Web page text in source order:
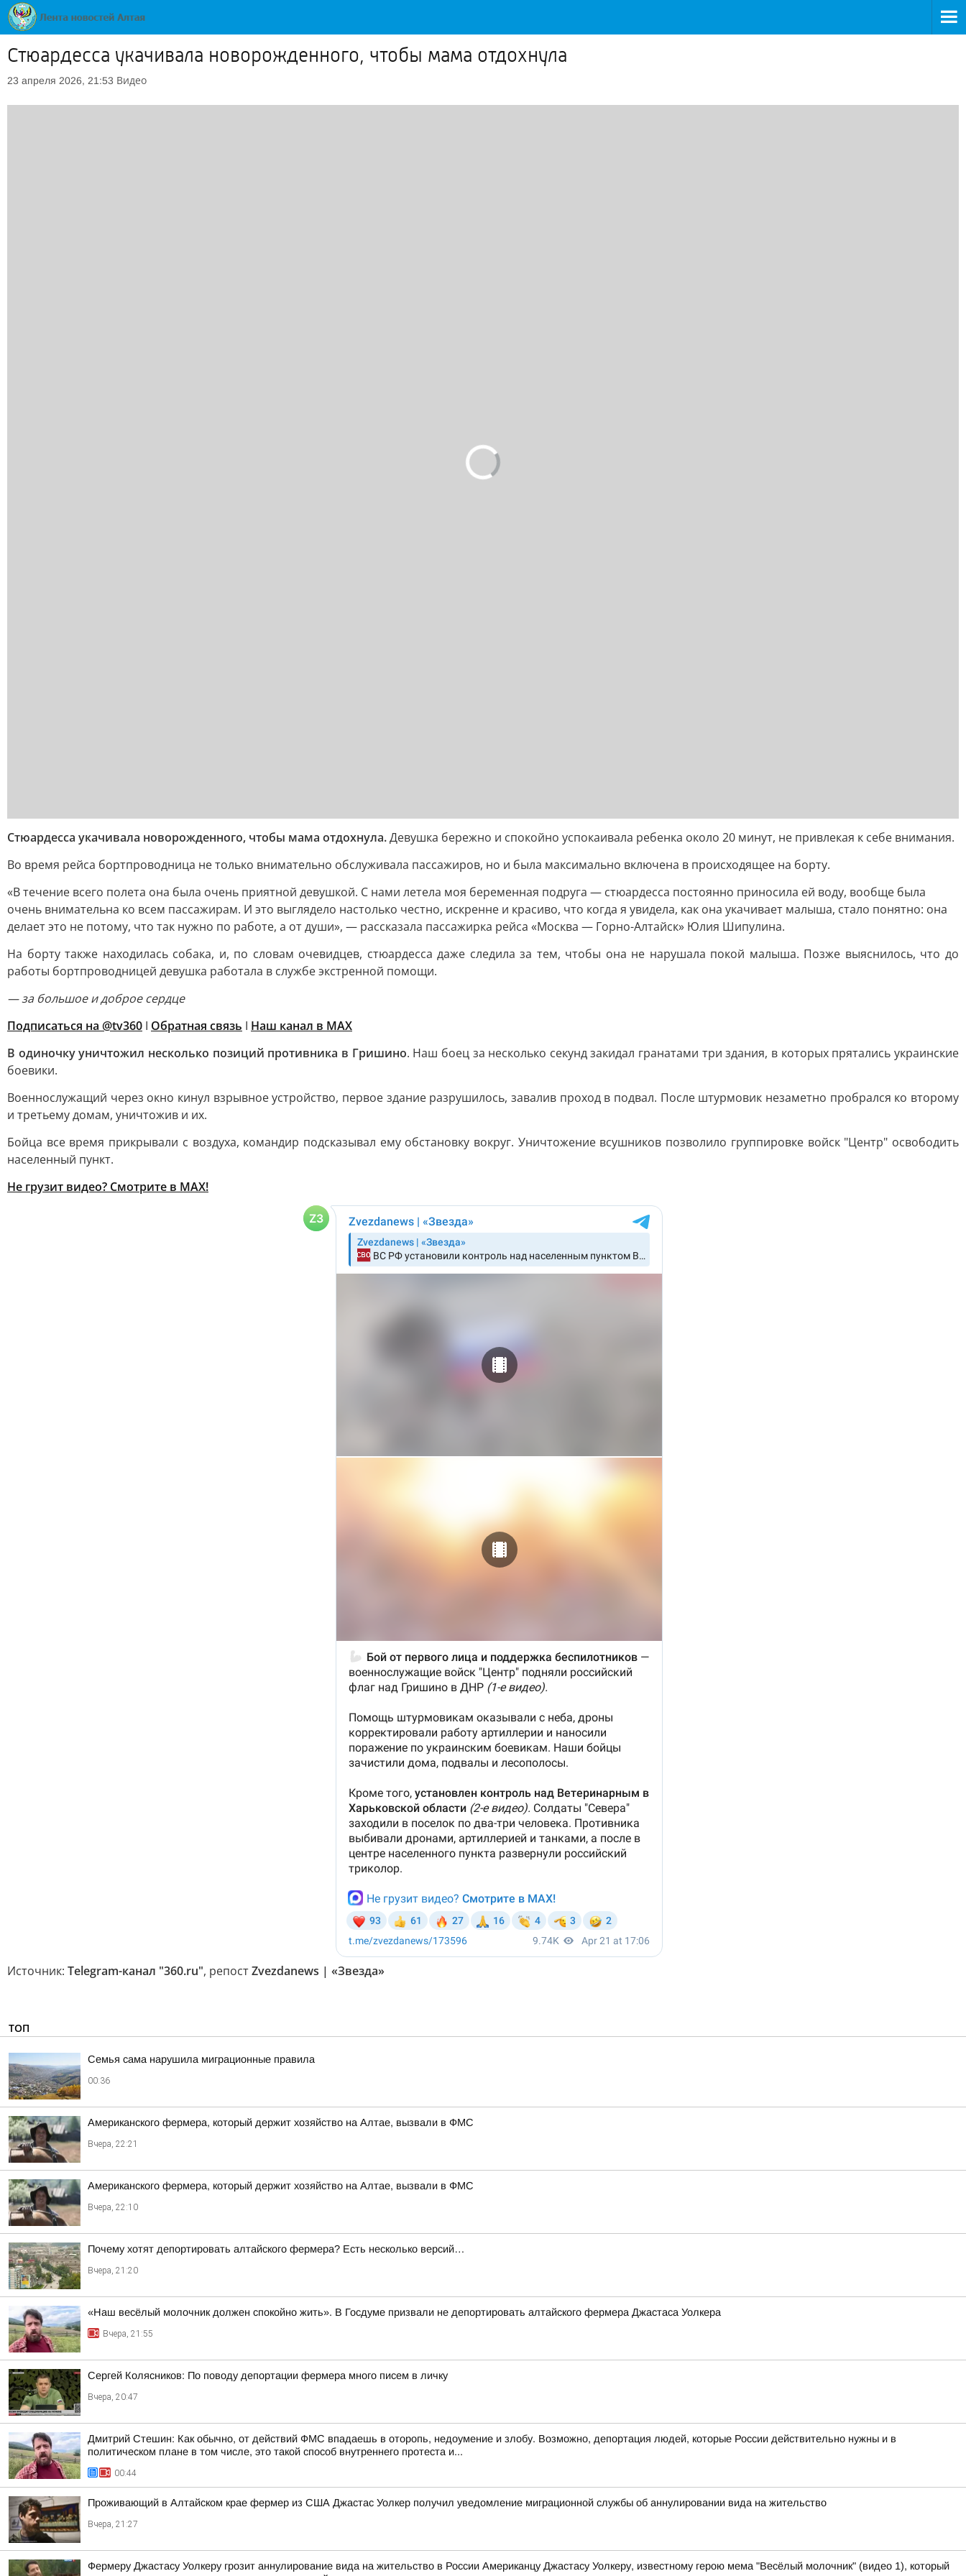
Стюардесса укачивала новорожденного, чтобы мама отдохнула
23 апреля 2026, 21:53 Видео
Стюардесса укачивала новорожденного, чтобы мама отдохнула.Девушка бережно и спокойно успокаивала ребенка около 20 минут, не привлекая к себе внимания.
Во время рейса бортпроводница не только внимательно обслуживала пассажиров, но и была максимально включена в происходящее на борту.
«В течение всего полета она была очень приятной девушкой. С нами летела моя беременная подруга — стюардесса постоянно приносила ей воду, вообще была
очень внимательна ко всем пассажирам. И это выглядело настолько честно, искренне и красиво, что когда я увидела, как она укачивает малыша, стало понятно: она
делает это не потому, что так нужно по работе, а от души», — рассказала пассажирка рейса «Москва — Горно-Алтайск» Юлия Шипулина.
На борту также находилась собака, и, по словам очевидцев, стюардесса даже следила за тем, чтобы она не нарушала покой малыша. Позже выяснилось, что до
работы бортпроводницей девушка работала в службе экстренной помощи.
— за большое и доброе сердце
Подписаться на @tv360 I Обратная связь I Наш канал в MAX
В одиночку уничтожил несколько позиций противника в Гришино. Наш боец за несколько секунд закидал гранатами три здания, в которых прятались украинские
боевики.
Военнослужащий через окно кинул взрывное устройство, первое здание разрушилось, завалив проход в подвал. После штурмовик незаметно пробрался ко второму
и третьему домам, уничтожив и их.
Бойца все время прикрывали с воздуха, командир подсказывал ему обстановку вокруг. Уничтожение всушников позволило группировке войск "Центр" освободить
населенный пункт.
Не грузит видео? Смотрите в MAX!
Источник: Telegram-канал "360.ru", репостZvezdanews | «Звезда»
ТОП
Семья сама нарушила миграционные правила
00:36
Американского фермера, который держит хозяйство на Алтае, вызвали в ФМС
Вчера, 22:21
Американского фермера, который держит хозяйство на Алтае, вызвали в ФМС
Вчера, 22:10
Почему хотят депортировать алтайского фермера? Есть несколько версий…
Вчера, 21:20
«Наш весёлый молочник должен спокойно жить». В Госдуме призвали не депортировать алтайского фермера Джастаса Уолкера
Вчера, 21:55
Сергей Колясников: По поводу депортации фермера много писем в личку
Вчера, 20:47
Дмитрий Стешин: Как обычно, от действий ФМС впадаешь в оторопь, недоумение и злобу. Возможно, депортация людей, которые России действительно нужны и в
политическом плане в том числе, это такой способ внутреннего протеста и...
00:44
Проживающий в Алтайском крае фермер из США Джастас Уолкер получил уведомление миграционной службы об аннулировании вида на жительство
Вчера, 21:27
Фермеру Джастасу Уолкеру грозит аннулирование вида на жительство в России Американцу Джастасу Уолкеру, известному герою мема "Весёлый молочник" (видео 1), который